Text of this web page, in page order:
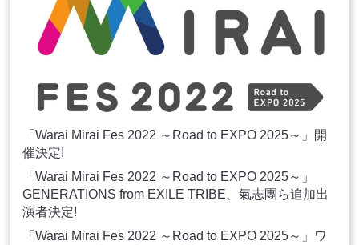
「Warai Mirai Fes 2022 ～Road to EXPO 2025～」開
催決定!
「Warai Mirai Fes 2022 ～Road to EXPO 2025～」
GENERATIONS from EXILE TRIBE、氣志團ら追加出
演者決定!
「Warai Mirai Fes 2022 ～Road to EXPO 2025～」ワ